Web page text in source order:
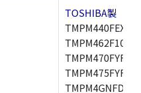
TOSHIBA製